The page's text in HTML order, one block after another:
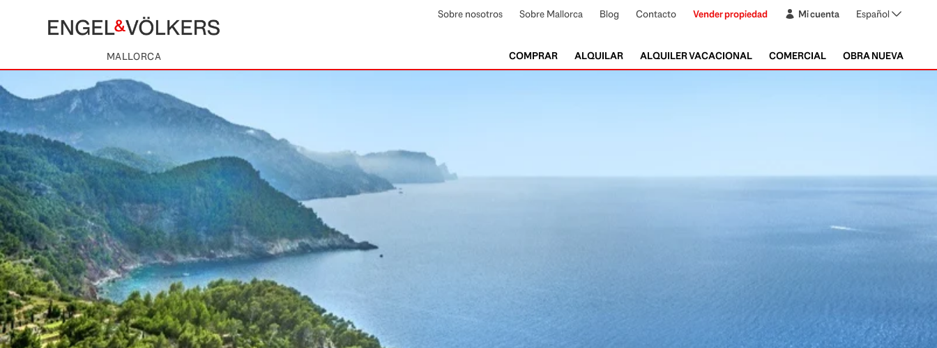
MALLORCA
Sobre nosotros Sobre Mallorca Blog Contacto Vender propiedad Mi cuenta Español
COMPRAR ALQUILAR ALQUILER VACACIONAL COMERCIAL OBRA NUEVA